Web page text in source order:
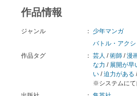
作品情報
ジャンル ：
少年マンガ
バトル・アクシ
作品タグ
： 芸人 /術師 /漫
な力 / 展開が早
い /迫力がある
※システムにて